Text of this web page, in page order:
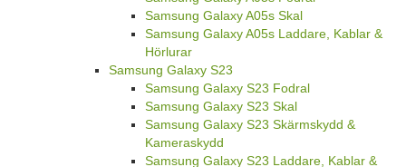
Samsung Galaxy A05s Skal
Samsung Galaxy A05s Laddare, Kablar &
Hörlurar
Samsung Galaxy S23
Samsung Galaxy S23 Fodral
Samsung Galaxy S23 Skal
Samsung Galaxy S23 Skärmskydd &
Kameraskydd
Samsung Galaxy S23 Laddare, Kablar &